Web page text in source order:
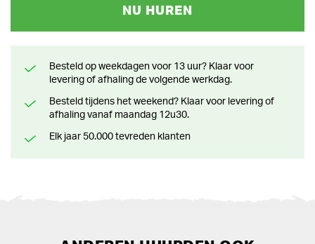
NU HUREN
Besteld op weekdagen voor 13 uur? Klaar voor
levering of afhaling de volgende werkdag.
Besteld tijdens het weekend? Klaar voor levering of
afhaling vanaf maandag 12u30.
Elk jaar 50.000 tevreden klanten